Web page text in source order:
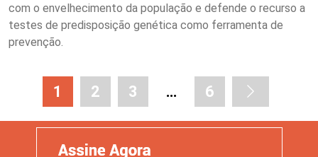
com o envelhecimento da população e defende o recurso a
testes de predisposição genética como ferramenta de
prevenção.
1 2 3 … 6